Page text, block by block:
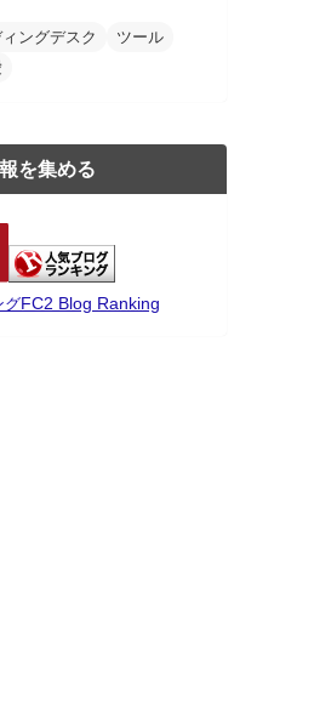
ングデスク
ツール
を集める
グFC2 Blog Ranking